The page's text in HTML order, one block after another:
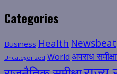
Categories
Business Health Newsbeat
Uncategorized World अपराध समीक्षा